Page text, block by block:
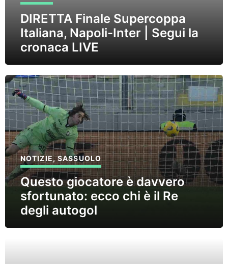
DIRETTA Finale Supercoppa
Italiana, Napoli-Inter | Segui la
cronaca LIVE
NOTIZIE,SASSUOLO
Questo giocatore è davvero
sfortunato: ecco chi è il Re
degli autogol